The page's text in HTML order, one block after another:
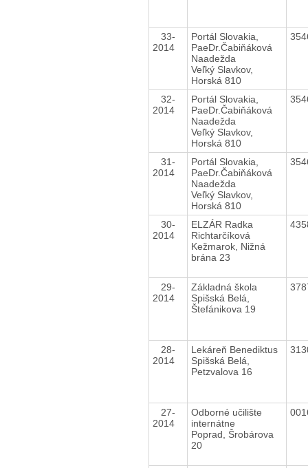
33-
2014
Portál Slovakia,
PaeDr.Čabiňáková
Naadežda
Veľký Slavkov,
Horská 810
32-
2014
Portál Slovakia,
PaeDr.Čabiňáková
Naadežda
Veľký Slavkov,
Horská 810
31-
2014
Portál Slovakia,
PaeDr.Čabiňáková
Naadežda
Veľký Slavkov,
Horská 810
30-
2014
ELZÁR Radka
Richtarčíková
Kežmarok, Nižná
brána 23
29-
2014
Základná škola
Spišská Belá,
Štefánikova 19
28-
2014
Lekáreň Benediktus
Spišská Belá,
Petzvalova 16
27-
2014
Odborné učilište
internátne
Poprad, Šrobárova
20